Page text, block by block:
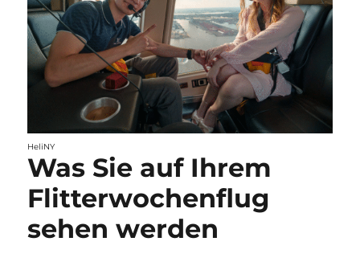
HeliNY
Was Sie auf Ihrem
Flitterwochenflug
sehen werden